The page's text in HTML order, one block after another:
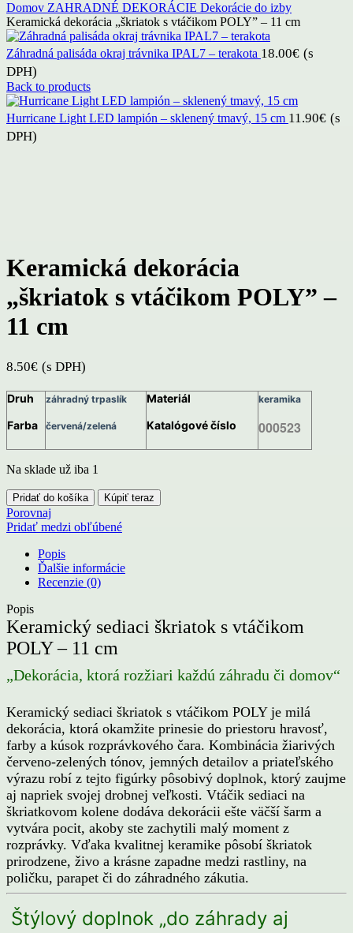
Domov ZAHRADNÉ DEKORÁCIE Dekorácie do izby
Keramická dekorácia „škriatok s vtáčikom POLY” – 11 cm
Záhradná palisáda okraj trávnika IPAL7 – terakota 18.00€ (s
DPH)
Back to products
Hurricane Light LED lampión – sklenený tmavý, 15 cm 11.90€ (s
DPH)
Keramická dekorácia
„škriatok s vtáčikom POLY” –
11 cm
8.50€ (s DPH)
Druh
Farba
záhradný trpaslík
červená/zelená
Materiál
Katalógové číslo
keramika
000523
Na sklade už iba 1
množstvo
Keramická
dekorácia
vtáčikom
POLY”
11
cm
Pridať do košíka Kúpiť teraz
Porovnaj
Pridať medzi obľúbené
Popis
Ďalšie informácie
Recenzie (0)
Popis
Keramický sediaci škriatok s vtáčikom
POLY – 11 cm
„Dekorácia, ktorá rozžiari každú záhradu či domov“
Keramický sediaci škriatok s vtáčikom POLY je milá
dekorácia, ktorá okamžite prinesie do priestoru hravosť,
farby a kúsok rozprávkového čara. Kombinácia žiarivých
červeno‑zelených tónov, jemných detailov a priateľského
výrazu robí z tejto figúrky pôsobivý doplnok, ktorý zaujme
aj napriek svojej drobnej veľkosti. Vtáčik sediaci na
škriatkovom kolene dodáva dekorácii ešte väčší šarm a
vytvára pocit, akoby ste zachytili malý moment z
rozprávky. Vďaka kvalitnej keramike pôsobí škriatok
prirodzene, živo a krásne zapadne medzi rastliny, na
poličku, parapet či do záhradného zákutia.
Štýlový doplnok „do záhrady aj